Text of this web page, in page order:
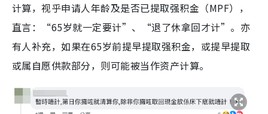
计算，视乎申请人年龄及是否已提取强积金（MPF），
直言：“65岁就一定要计”、“退了休拿回才计”。亦
有人补充，如果在65岁前提早提取强积金，或提早提取
或属自愿供款部分，则可能被当作资产计算。